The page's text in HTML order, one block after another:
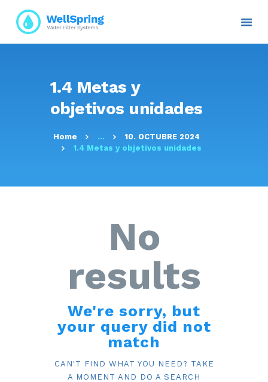
1.4 Metas y
objetivos unidades
Home ...
10. OCTUBRE 2024
1.4 Metas y objetivos unidades
INICIO
NOSOTROS
PLANES Y PROYECTOS
SERVICIOS
ATENCIÓN AL CLIENTE
No
results
We're sorry, but
your query did not
match
CAN'T FIND WHAT YOU NEED? TAKE
A MOMENT AND DO A SEARCH